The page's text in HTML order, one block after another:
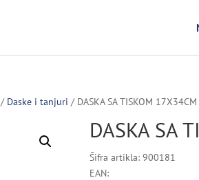
/ Daske i tanjuri / DASKA SA TISKOM 17X34CM
DASKA SA
Šifra artikla: 900181
EAN: